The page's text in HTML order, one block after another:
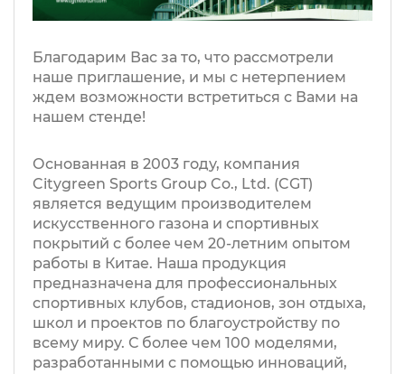
Основанная в 2003 году, компания
Citygreen Sports Group Co., Ltd. (CGT)
является ведущим производителем
искусственного газона и спортивных
покрытий с более чем 20-летним опытом
работы в Китае. Наша продукция
предназначена для профессиональных
спортивных клубов, стадионов, зон отдыха,
школ и проектов по благоустройству по
всему миру. С более чем 100 моделями,
разработанными с помощью инноваций,
Благодарим Вас за то, что рассмотрели
наше приглашение, и мы с нетерпением
ждем возможности встретиться с Вами на
нашем стенде!